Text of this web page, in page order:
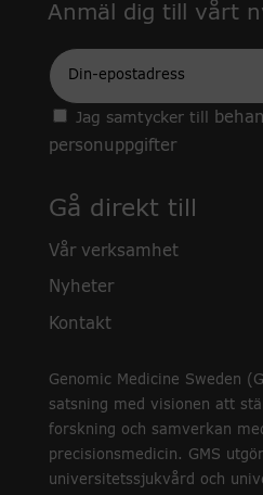
Anmäl dig till vårt
Epost
Jag samtycker till
personuppgifter
Gå direkt till
Vår verksamhet
Nyheter
Kontakt
Genomic Medicine Sweden
satsning med visionen att
forskning och samverkan
precisionsmedicin. GMS
universitetssjukvård och